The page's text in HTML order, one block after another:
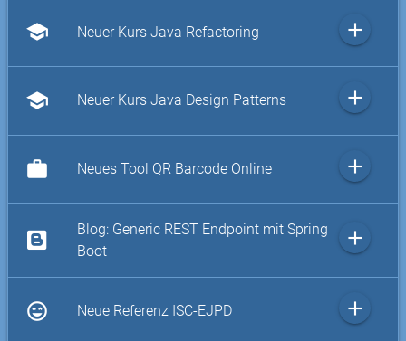
school Neuer Kurs Java Refactoring add
school Neuer Kurs Java Design Patterns add
work Neues Tool QR Barcode Online add
Blog: Generic REST Endpoint mit Spring
Boot
add
sentiment_very_satisfied Neue Referenz ISC-EJPD add